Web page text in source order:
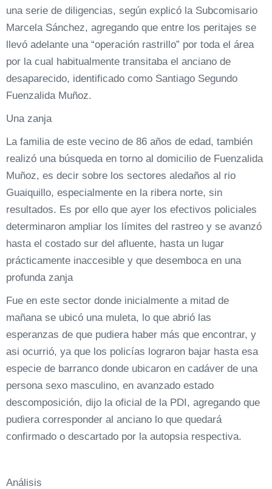
una serie de diligencias, según explicó la Subcomisario
Marcela Sánchez, agregando que entre los peritajes se
llevó adelante una “operación rastrillo” por toda el área
por la cual habitualmente transitaba el anciano de
desaparecido, identificado como Santiago Segundo
Fuenzalida Muñoz.
Una zanja
La familia de este vecino de 86 años de edad, también
realizó una búsqueda en torno al domicilio de Fuenzalida
Muñoz, es decir sobre los sectores aledaños al rio
Guaiquillo, especialmente en la ribera norte, sin
resultados. Es por ello que ayer los efectivos policiales
determinaron ampliar los límites del rastreo y se avanzó
hasta el costado sur del afluente, hasta un lugar
prácticamente inaccesible y que desemboca en una
profunda zanja
Fue en este sector donde inicialmente a mitad de
mañana se ubicó una muleta, lo que abrió las
esperanzas de que pudiera haber más que encontrar, y
asi ocurrió, ya que los policías lograron bajar hasta esa
especie de barranco donde ubicaron en cadáver de una
persona sexo masculino, en avanzado estado
descomposición, dijo la oficial de la PDI, agregando que
pudiera corresponder al anciano lo que quedará
confirmado o descartado por la autopsia respectiva.
Análisis